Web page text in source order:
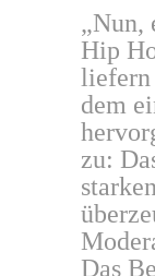
„Nun,
Hip
liefern
dem
zu:
Das